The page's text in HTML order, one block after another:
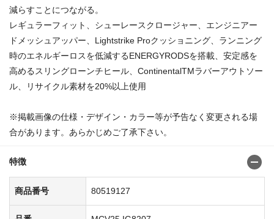
減らすことにつながる。
レギュラーフィット、シューレースクロージャー、エンジニアー
ドメッシュアッパー、Lightstrike Proクッショニング、ランニング
時のエネルギーロスを低減するENERGYRODSを搭載、安定感を
高めるスリングローンチヒール、ContinentalTMラバーアウトソー
ル、リサイクル素材を20%以上使用
※掲載画像の仕様・デザイン・カラー等が予告なく変更される場
合があります。あらかじめご了承下さい。
特徴
商品番号 80519127